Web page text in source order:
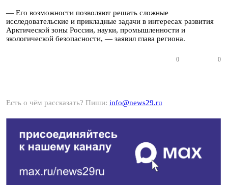
— Его возможности позволяют решать сложные
исследовательские и прикладные задачи в интересах развития
Арктической зоны России, науки, промышленности и
экологической безопасности, — заявил глава региона.
0 0
Есть о чём рассказать? Пиши: info@news29.ru